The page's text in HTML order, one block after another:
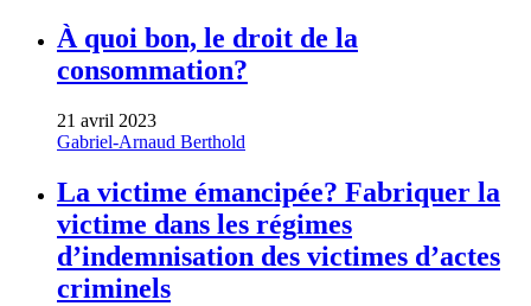
À quoi bon, le droit de la
consommation?
21 avril 2023
Gabriel-Arnaud Berthold
La victime émancipée? Fabriquer la
victime dans les régimes
d’indemnisation des victimes d’actes
criminels